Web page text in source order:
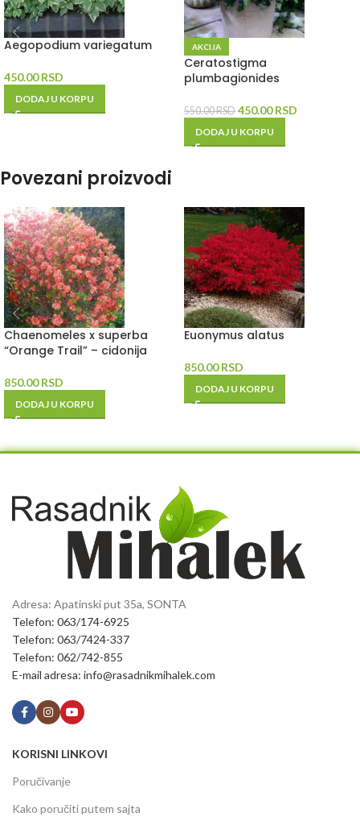
Aegopodium variegatum
450.00RSD
DODAJ U KORPU
AKCIJA
Ceratostigma
plumbagionides
550.00RSD 450.00RSD
DODAJ U KORPU
Povezani proizvodi
Chaenomeles x superba
“Orange Trail” – cidonija
850.00RSD
DODAJ U KORPU
Euonymus alatus
850.00RSD
DODAJ U KORPU
Adresa: Apatinski put 35a, SONTA
Telefon: 063/174-6925
Telefon: 063/7424-337
Telefon: 062/742-855
E-mail adresa: info@rasadnikmihalek.com
KORISNI LINKOVI
Poručivanje
Kako poručiti putem sajta